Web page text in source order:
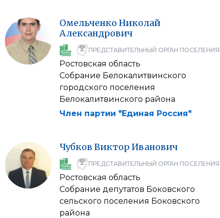
Омельченко Николай
Александрович
ПРЕДСТАВИТЕЛЬНЫЙ ОРГАН ПОСЕЛЕНИЯ
Ростовская область
Собрание Белокалитвинского
городского поселения
Белокалитвинского района
Член партии "Единая Россия"
Чубков Виктор Иванович
ПРЕДСТАВИТЕЛЬНЫЙ ОРГАН ПОСЕЛЕНИЯ
Ростовская область
Собрание депутатов Боковского
сельского поселения Боковского
района